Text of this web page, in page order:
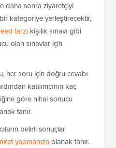
daha sonra ziyaretçiyi
kategoriye yerleştirecektir,
tarzı kişilik sınavı gibi
olan sınavlar için
her soru için doğru cevabı
katılımcının kaç
göre nihai sonucu
tanır.
belirli sonuçlar
yapmanıza olanak tanır.